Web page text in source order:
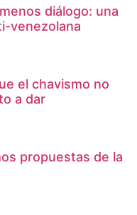
diálogo: una
venezolana
el chavismo no
a dar
propuestas de la